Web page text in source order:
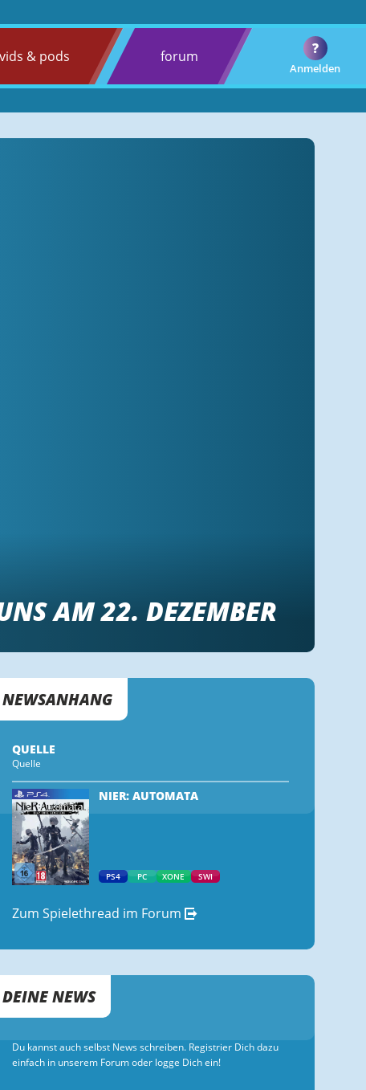
vids & pods forum
Anmelden
?
AM 22. DEZEMBER
NEWSANHANG
QUELLE
Quelle
NIER: AUTOMATA
PS4 PC XONE SWI
Zum Spielethread im Forum
DEINE NEWS
Du kannst auch selbst News schreiben. Registrier Dich dazu
einfach in unserem Forum oder logge Dich ein!